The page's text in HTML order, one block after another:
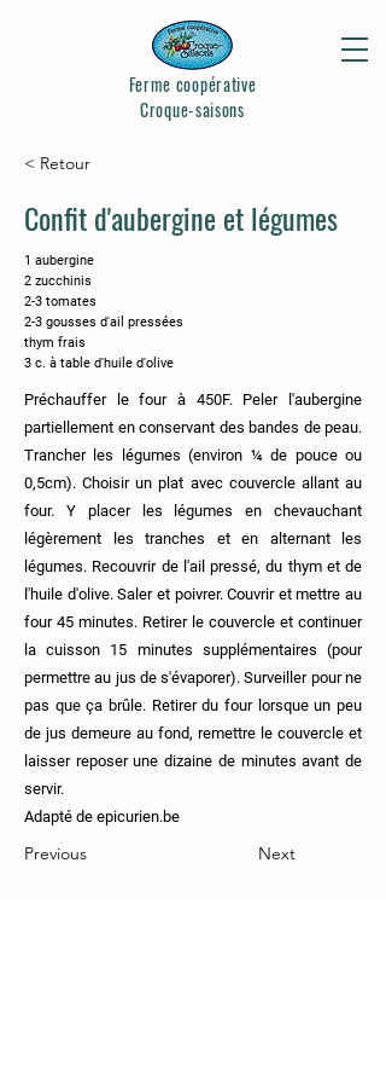
Ferme coopérative
Croque-saisons
< Retour
Confit d'aubergine et légumes
1 aubergine
2 zucchinis
2-3 tomates
2-3 gousses d'ail pressées
thym frais
3 c. à table d'huile d'olive
Préchauffer le four à 450F. Peler l'aubergine
partiellement en conservant des bandes de peau.
Trancher les légumes (environ ¼ de pouce ou
0,5cm). Choisir un plat avec couvercle allant au
four. Y placer les légumes en chevauchant
légèrement les tranches et en alternant les
légumes. Recouvrir de l'ail pressé, du thym et de
l'huile d'olive. Saler et poivrer. Couvrir et mettre au
four 45 minutes. Retirer le couvercle et continuer
la cuisson 15 minutes supplémentaires (pour
permettre au jus de s'évaporer). Surveiller pour ne
pas que ça brûle. Retirer du four lorsque un peu
de jus demeure au fond, remettre le couvercle et
laisser reposer une dizaine de minutes avant de
servir.
Adapté de epicurien.be
Previous Next